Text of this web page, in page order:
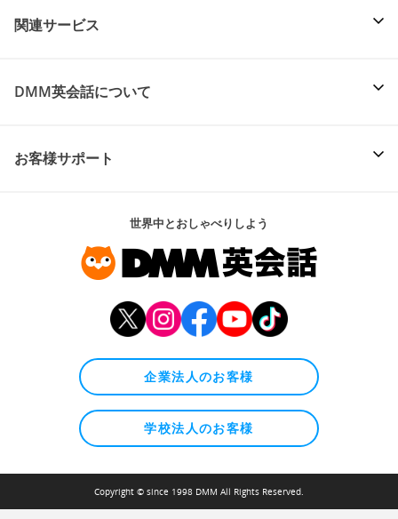
関連サービス
DMM英会話について
お客様サポート
世界中とおしゃべりしよう
企業法人のお客様
学校法人のお客様
Copyright © since 1998 DMM All Rights Reserved.